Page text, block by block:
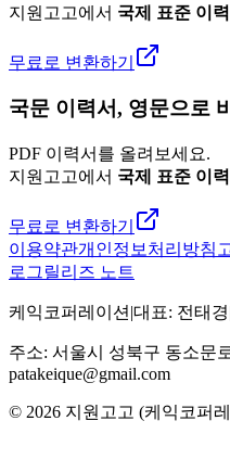
지원고고에서 국제 표준 이
무료로 변환하기
국문 이력서, 영문으로
PDF 이력서를 올려보세요.
지원고고에서 국제 표준 이
무료로 변환하기
이용약관개인정보처리방침
로그 릴리즈 노트
케익코퍼레이션 |대표: 전태경
주소: 서울시 성북구 동소문
patakeique@gmail.com
© 2026 지원고고 (케익코퍼